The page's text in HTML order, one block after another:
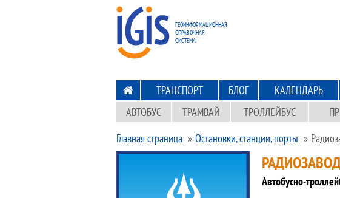
ГЕОИНФОРМАЦИОННАЯ
СПРАВОЧНАЯ
СИСТЕМА
НА ГЛАВНУЮ
ТРАНСПОРТ БЛОГ КАЛЕНДАРЬ
АВТОБУС
ТРАМВАЙ ТРОЛЛЕЙБУС
Главная страница
Остановки, станции, порты
Автобусно-